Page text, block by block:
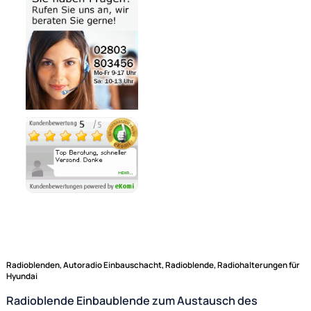
Bezahlmöglichkeiten
Noch 1 direkt ab Lager lieferbar
Lieferzeit 1 - 3 Tage
Ähnliche Produkte anzeigen